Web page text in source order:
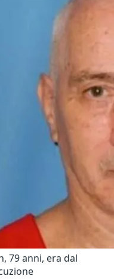
79 anni, era dal